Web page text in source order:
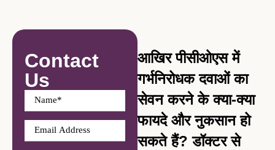
Contact
Us
आखिर पीसीओएस में
गर्भनिरोधक दवाओं का
सेवन करने के क्या-क्या
फायदे और नुकसान हो
सकते हैं? डॉक्टर से